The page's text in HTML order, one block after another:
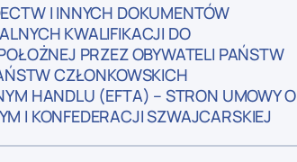
I INNYCH DOKUMENTÓW
KWALIFIKACJI DO
PRZEZ OBYWATELI PAŃSTW
CZŁONKOWSKICH
HANDLU (EFTA) – STRON UMOWY O
I KONFEDERACJI SZWAJCARSKIEJ